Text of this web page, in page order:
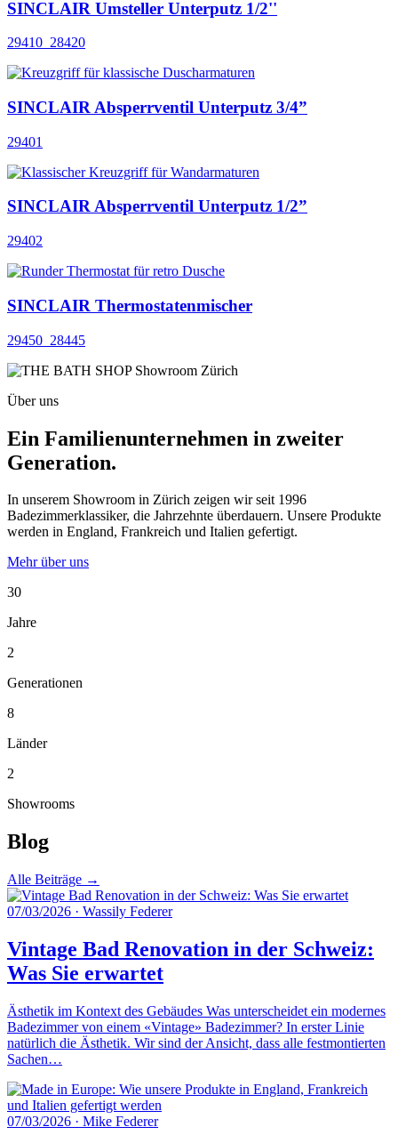
SINCLAIR Umsteller Unterputz 1/2''
29410_28420
SINCLAIR Absperrventil Unterputz 3/4”
29401
SINCLAIR Absperrventil Unterputz 1/2”
29402
SINCLAIR Thermostatenmischer
29450_28445
Über uns
Ein Familienunternehmen in zweiter
Generation.
In unserem Showroom in Zürich zeigen wir seit 1996
Badezimmerklassiker, die Jahrzehnte überdauern. Unsere Produkte
werden in England, Frankreich und Italien gefertigt.
Mehr über uns
30
Jahre
2
Generationen
8
Länder
2
Showrooms
Blog
Alle Beiträge →
07/03/2026 · Wassily Federer
Vintage Bad Renovation in der Schweiz:
Was Sie erwartet
Ästhetik im Kontext des Gebäudes Was unterscheidet ein modernes
Badezimmer von einem «Vintage» Badezimmer? In erster Linie
natürlich die Ästhetik. Wir sind der Ansicht, dass alle festmontierten
Sachen…
07/03/2026 · Mike Federer